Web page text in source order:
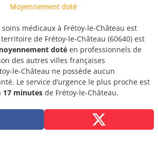
Moyennement doté
soins médicaux à Frétoy-le-Château est
de Frétoy-le-Château (60640) est
doté en professionnels de
des autres villes françaises
le-Château ne possède aucun
Le service d’urgence le plus proche est
17 minutes de Frétoy-le-Château.